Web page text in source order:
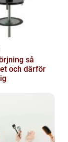
så
och därför